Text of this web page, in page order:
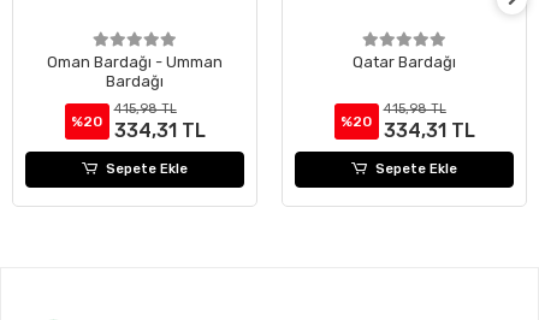
Oman Bardağı - Umman
Bardağı
%20
415,98 TL
334,31 TL
Sepete Ekle
Qatar Bardağı
%20
415,98 TL
334,31 TL
Sepete Ekle